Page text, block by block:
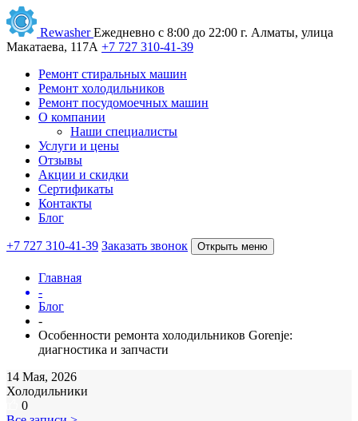
Rewasher Ежедневно с 8:00 до 22:00 г. Алматы, улица
Макатаева, 117А +7 727 310-41-39
Ремонт стиральных машин
Ремонт холодильников
Ремонт посудомоечных машин
О компании
Наши специалисты
Услуги и цены
Отзывы
Акции и скидки
Сертификаты
Контакты
Блог
+7 727 310-41-39 Заказать звонок Открыть меню
Главная
-
Блог
-
Особенности ремонта холодильников Gorenje:
диагностика и запчасти
14 Мая, 2026
Холодильники
0